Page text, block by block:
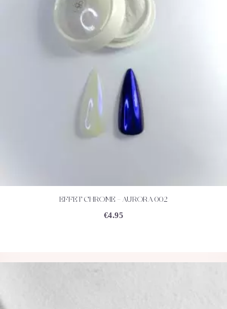
ACHETEZ DÉTAILS
EFFET CHROME – AURORA 002
€4.95